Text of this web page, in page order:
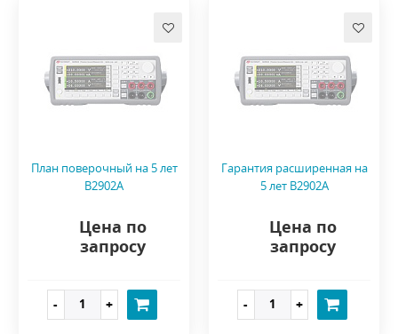
План поверочный на 5 лет
B2902A
Цена по
запросу
Гарантия расширенная на
5 лет B2902A
Цена по
запросу